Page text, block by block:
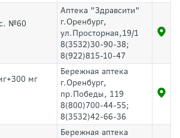
№60
Аптека "Здравсити"
г.Оренбург,
ул.Просторная,19/1
8(3532)30-90-38;
8(922)815-10-47
мг
Бережная аптека
г.Оренбург,
пр.Победы, 119
8(800)700-44-55;
8(3532)42-66-36
Бережная аптека